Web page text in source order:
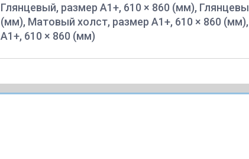
Глянцевый, размер A1+, 610 × 860 (мм),
(мм), Матовый холст, размер A1+, 610 × 860
A1+, 610 × 860 (мм)